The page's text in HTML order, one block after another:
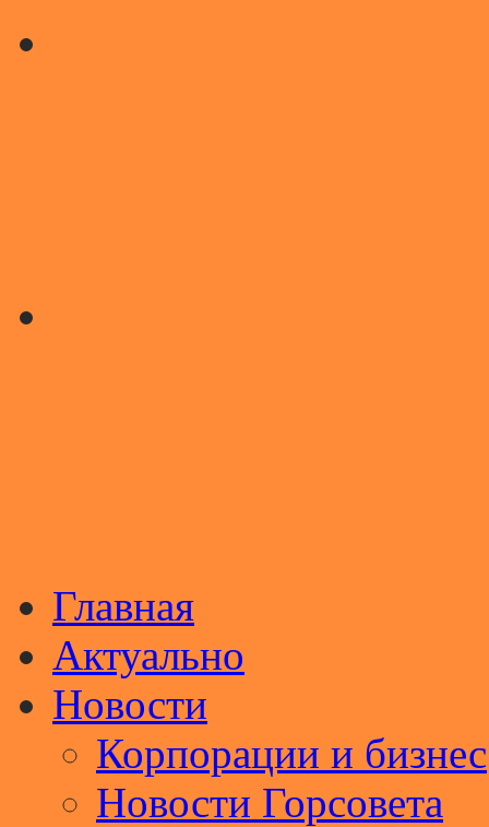
Главная
Актуально
Новости
Корпорации и бизнес
Новости Горсовета